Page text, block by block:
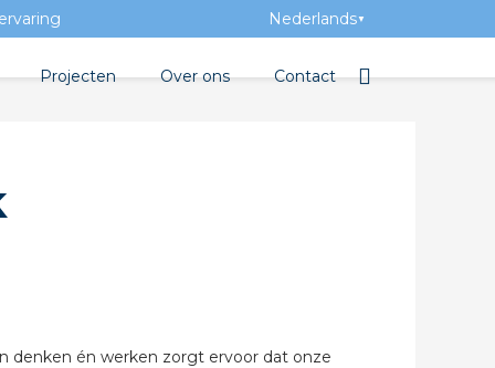
denken én werken zorgt ervoor dat onze
Nederlands ▼
Projecten Over ons Contact